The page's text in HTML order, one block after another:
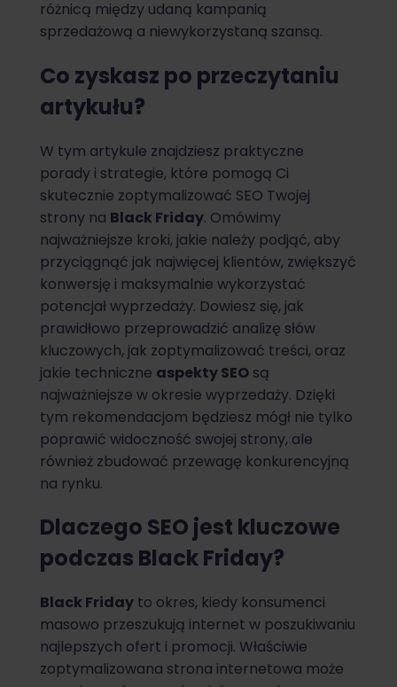
różnicą między udaną kampanią
sprzedażową a niewykorzystaną szansą.
Co zyskasz po przeczytaniu
artykułu?
W tym artykule znajdziesz praktyczne
porady i strategie, które pomogą Ci
skutecznie zoptymalizować SEO Twojej
strony na Black Friday. Omówimy
najważniejsze kroki, jakie należy podjąć, aby
przyciągnąć jak najwięcej klientów, zwiększyć
konwersję i maksymalnie wykorzystać
potencjał wyprzedaży. Dowiesz się, jak
prawidłowo przeprowadzić analizę słów
kluczowych, jak zoptymalizować treści, oraz
jakie techniczne aspekty SEO są
najważniejsze w okresie wyprzedaży. Dzięki
tym rekomendacjom będziesz mógł nie tylko
poprawić widoczność swojej strony, ale
również zbudować przewagę konkurencyjną
na rynku.
Dlaczego SEO jest kluczowe
podczas Black Friday?
Black Friday to okres, kiedy konsumenci
masowo przeszukują internet w poszukiwaniu
najlepszych ofert i promocji. Właściwie
zoptymalizowana strona internetowa może